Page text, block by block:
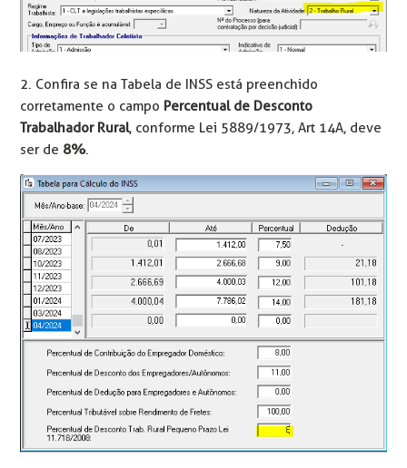
2. Confira se na Tabela de INSS está preenchido
corretamente o campo Percentual de Desconto
Trabalhador Rural, conforme Lei 5889/1973, Art 14A, deve
ser de 8%.